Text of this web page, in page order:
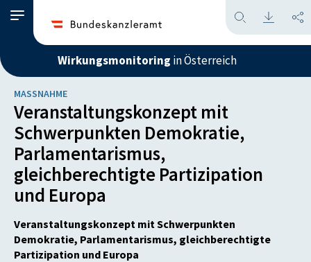
Wirkungsmonitoring in Österreich
MASSNAHME
Veranstaltungskonzept mit
Schwerpunkten Demokratie,
Parlamentarismus,
gleichberechtigte Partizipation
und Europa
Veranstaltungskonzept mit Schwerpunkten
Demokratie, Parlamentarismus, gleichberechtigte
Partizipation und Europa